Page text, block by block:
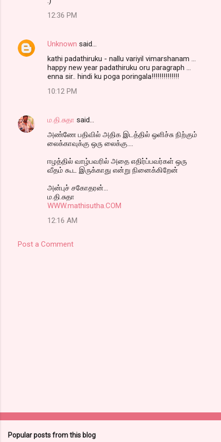
t
12:36 PM
Unknown said…
kathi padathiruku - nallu variyil vimarshanam ...
happy new year padathiruku oru paragraph ...
enna sir.. hindi ku poga poringala!!!!!!!!!!!!!!
10:12 PM
ம.தி.சுதா said…
அண்ணே பதிவில் அதிக இடத்தில் ஒளிச்சு நிற்கும்
லைக்காவுக்கு ஒரு லைக்கு....
ஈழத்தில் வாழ்பவரில் அதை எதிர்ப்பவர்கள் ஒரு
வீதம் கூட இருக்காது என்று நினைக்கிறேன்
அன்புச் சகோதரன்...
ம.தி.சுதா
WWW.mathisutha.COM
12:16 AM
Post a Comment
Popular posts from this blog